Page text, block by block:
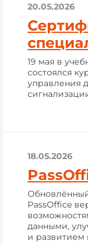
20.05.2026
19 мая в
состоялся
управления
18.05.2026
PassOffice
данными,
и развитием